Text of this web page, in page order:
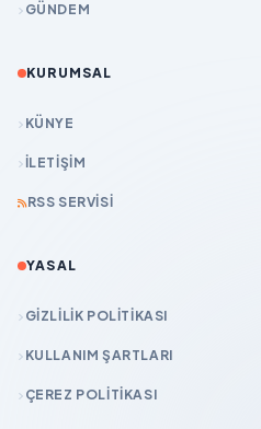
GÜNDEM
KURUMSAL
KÜNYE
İLETIŞIM
RSS SERVISI
YASAL
GIZLILIK POLITIKASI
KULLANIM ŞARTLARI
ÇEREZ POLITIKASI